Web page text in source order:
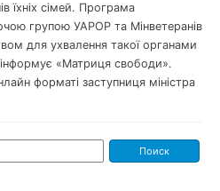
їхніх сімей. Програма
групою УАРОР та Мінветеранів
для ухвалення такої органами
«Матриця свободи».
форматі заступниця міністра